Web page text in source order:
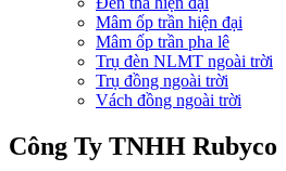
Mâm ốp trần hiện đại
Mâm ốp trần pha lê
Trụ đèn NLMT ngoài trời
Trụ đồng ngoài trời
Vách đồng ngoài trời
Công Ty TNHH Rubyco